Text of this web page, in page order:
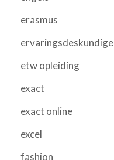
erasmus
ervaringsdeskundige
etw opleiding
exact
exact online
excel
fashion